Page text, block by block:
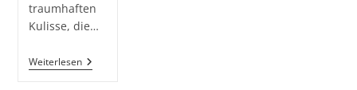
traumhaften
Kulisse, die…
WeiterlesenMünchner
Theater